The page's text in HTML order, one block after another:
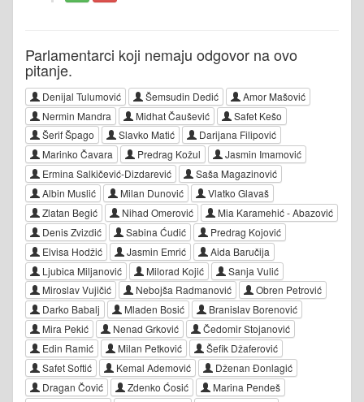
Parlamentarci koji nemaju odgovor na ovo
pitanje.
Denijal Tulumović Šemsudin Dedić
Amor Mašović
Nermin Mandra
Midhat Čaušević
Safet Kešo
Šerif Špago
Slavko Matić
Darijana Filipović
Marinko Čavara
Predrag Kožul
Jasmin Imamović
Ermina Salkičević-Dizdarević
Saša Magazinović
Albin Muslić
Milan Dunović
Vlatko Glavaš
Zlatan Begić
Nihad Omerović
Mia Karamehić - Abazović
Denis Zvizdić
Sabina Ćudić
Predrag Kojović
Elvisa Hodžić
Jasmin Emrić
Aida Baručija
Ljubica Miljanović
Milorad Kojić
Sanja Vulić
Miroslav Vujičić
Nebojša Radmanović
Obren Petrović
Darko Babalj
Mladen Bosić
Branislav Borenović
Mira Pekić
Nenad Grković
Čedomir Stojanović
Edin Ramić
Milan Petković
Šefik Džaferović
Safet Softić
Kemal Ademović
Dženan Đonlagić
Dragan Čović
Zdenko Ćosić
Marina Pendeš